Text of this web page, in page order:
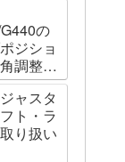
の
ジショ
調整機
ャスタ
ト・ラ
り扱い